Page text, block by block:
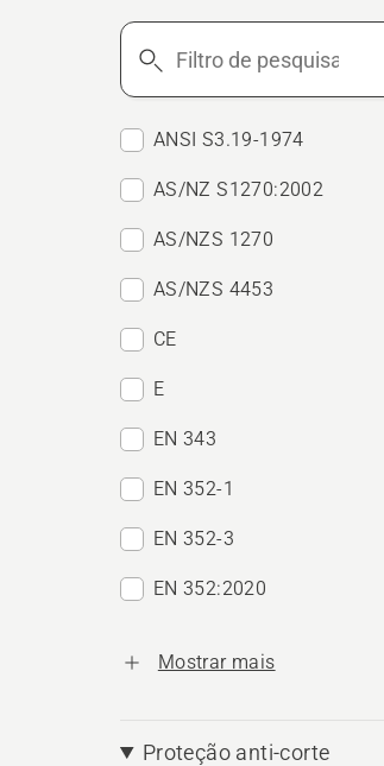
Filtro
ANSI S3.19-1974
AS/NZ S1270:2002
AS/NZS 1270
AS/NZS 4453
CE
E
EN 343
EN 352-1
EN 352-3
EN 352:2020
Mostrar mais
Proteção anti-corte